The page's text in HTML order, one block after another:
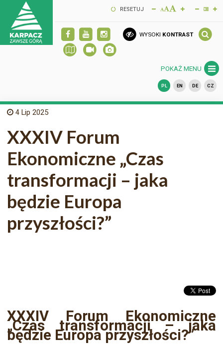
RESETUJ
WYSOKI KONTRAST
POKAŻ MENU
PL EN DE CZ
4 Lip 2025
XXXIV Forum
Ekonomiczne „Czas
transformacji – jaka
będzie Europa
przyszłości?”
XXXIV Forum Ekonomiczne
„Czas transformacji – jaka
będzie Europa przyszłości?”